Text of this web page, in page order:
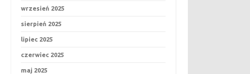
wrzesień 2025
sierpień 2025
lipiec 2025
czerwiec 2025
maj 2025